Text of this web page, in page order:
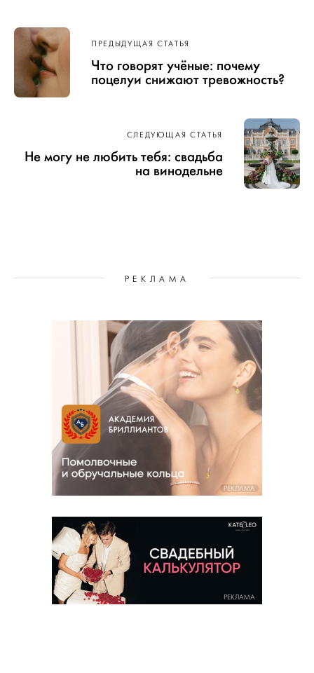
Навигация
по записям
ПРЕДЫДУЩАЯ СТАТЬЯ
Что говорят учёные: почему
поцелуи снижают тревожность?
СЛЕДУЮЩАЯ СТАТЬЯ
Не могу не любить тебя: свадьба
на винодельне
РЕКЛАМА
РЕКЛАМА
РЕКЛАМА